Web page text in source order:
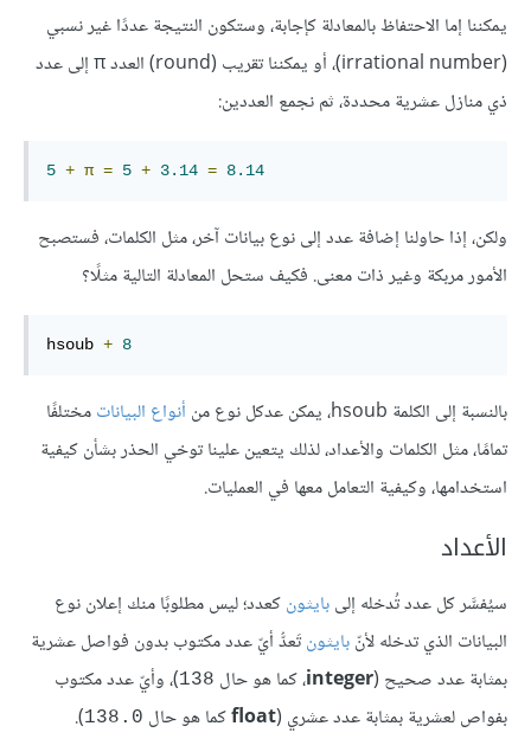
يمكننا إما الاحتفاظ بالمعادلة كإجابة، وستكون النتيجة عددًا غير نسبي
(irrational number)، أو يمكننا تقريب (round) العدد π إلى عدد
ذي منازل عشرية محددة، ثم نجمع العددين:
5 + π = 5 + 3.14 = 8.14
ولكن، إذا حاولنا إضافة عدد إلى نوع بيانات آخر، مثل الكلمات، فستصبح
الأمور مربكة وغير ذات معنى. فكيف ستحل المعادلة التالية مثلًا؟
hsoub + 8
بالنسبة إلى الكلمة hsoub، يمكن عدكل نوع من أنواع البياناتمختلفًا
تمامًا، مثل الكلمات والأعداد، لذلك يتعين علينا توخي الحذر بشأن كيفية
استخدامها، وكيفية التعامل معها في العمليات.
الأعداد
سيُفسَّر كل عدد تُدخله إلىبايثونكعدد؛ ليس مطلوبًا منك إعلان نوع
البيانات الذي تدخله لأنّبايثونتَعدُّ أيّ عدد مكتوب بدون فواصل عشرية
بمثابة عدد صحيح (integer، كما هو حال 138)، وأيّ عدد مكتوب
بفواص لعشرية بمثابة عدد عشري (floatكما هو حال 138.0
).